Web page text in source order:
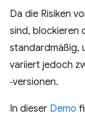
Da die Risiken
sind, blockieren
standardmäßig,
variiert jedoch
‑versionen.
In dieser Demo